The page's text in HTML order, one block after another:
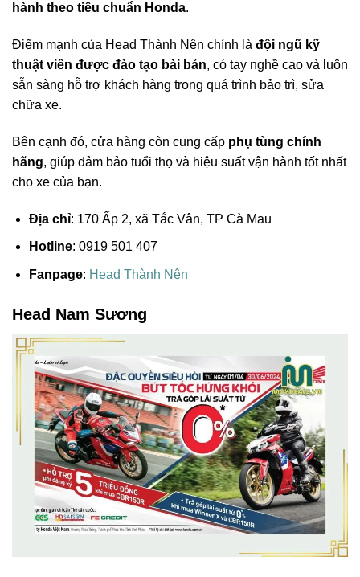
hành theo tiêu chuẩn Honda.
Điểm mạnh của Head Thành Nên chính là đội ngũ kỹ
thuật viên được đào tạo bài bản, có tay nghề cao và luôn
sẵn sàng hỗ trợ khách hàng trong quá trình bảo trì, sửa
chữa xe.
Bên cạnh đó, cửa hàng còn cung cấp phụ tùng chính
hãng, giúp đảm bảo tuổi thọ và hiệu suất vận hành tốt nhất
cho xe của bạn.
Địa chỉ: 170 Ấp 2, xã Tắc Vân, TP Cà Mau
Hotline: 0919 501 407
Fanpage: Head Thành Nên
Head Nam Sương